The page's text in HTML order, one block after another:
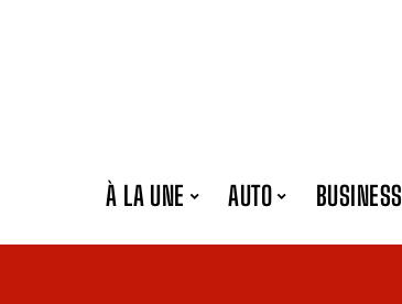
À LA UNE AUTO BUSINESS